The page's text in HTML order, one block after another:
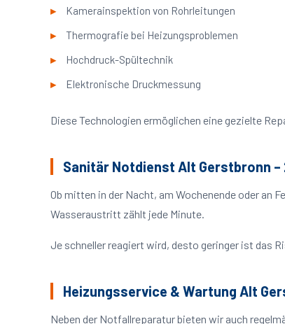
Kamerainspektion von Rohrleitungen
Thermografie bei Heizungsproblemen
Hochdruck-Spültechnik
Elektronische Druckmessung
Diese Technologien ermöglichen eine gezielte
Sanitär Notdienst Alt Gerstbronn
Ob mitten in der Nacht, am Wochenende oder an
Wasseraustritt zählt jede Minute.
Je schneller reagiert wird, desto geringer ist das
Heizungsservice & Wartung Alt
Neben der Notfallreparatur bieten wir auch